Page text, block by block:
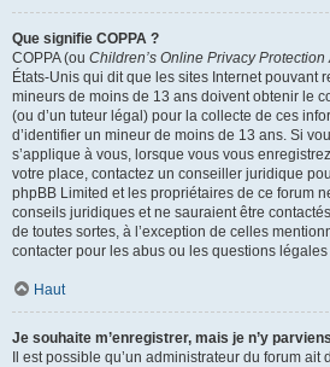
Que signifie COPPA ?
COPPA (ou Children’s Online Privacy Protection
États-Unis qui dit que les sites Internet pouvant
mineurs de moins de 13 ans doivent obtenir le
(ou d’un tuteur légal) pour la collecte de ces
d’identifier un mineur de moins de 13 ans. Si
s’applique à vous, lorsque vous vous
votre place, contactez un conseiller juridique
phpBB Limited et les propriétaires de ce forum
conseils juridiques et ne sauraient être
de toutes sortes, à l’exception de celles
contacter pour les abus ou les questions
Haut
Je souhaite m’enregistrer, mais je n’y
Il est possible qu’un administrateur du forum